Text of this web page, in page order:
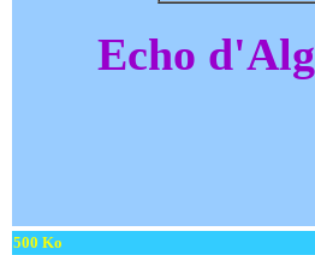
Echo
500 Ko